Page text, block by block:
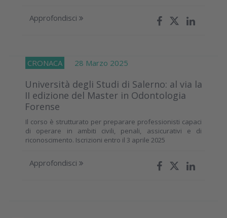
Approfondisci
CRONACA 28 Marzo 2025
Università degli Studi di Salerno: al via la
II edizione del Master in Odontologia
Forense
Il corso è strutturato per preparare professionisti capaci
di operare in ambiti civili, penali, assicurativi e di
riconoscimento. Iscrizioni entro il 3 aprile 2025
Approfondisci